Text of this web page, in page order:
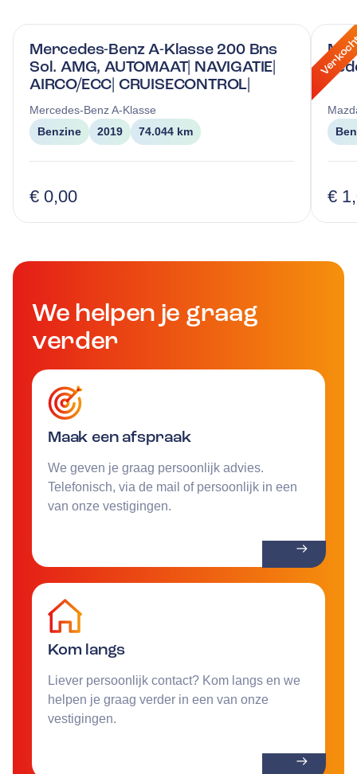
Mercedes-Benz A-Klasse 200 Bns
Sol. AMG, AUTOMAAT| NAVIGATIE|
AIRCO/ECC| CRUISECONTROL|
Mercedes-BenzA-Klasse
Benzine
2019 74.044 km
€ 0,00 €
We helpen je graag
verder
Maak een afspraak
We geven je graag persoonlijk advies.
Telefonisch, via de mail of persoonlijk in een
van onze vestigingen.
Kom langs
Liever persoonlijk contact? Kom langs en we
helpen je graag verder in een van onze
vestigingen.